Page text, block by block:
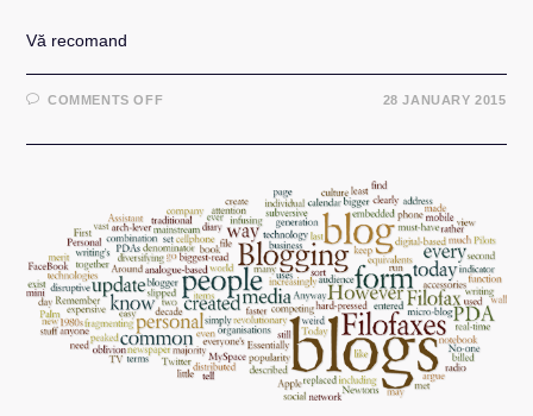
Vă recomand
COMMENTS OFFON
PE
–
28
IANUARIE
2015
28 JANUARY 2015